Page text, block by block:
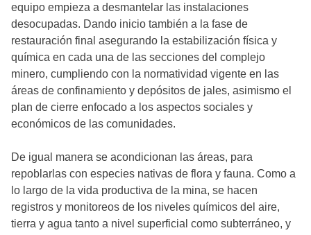
equipo empieza a desmantelar las instalaciones
desocupadas. Dando inicio también a la fase de
restauración final asegurando la estabilización física y
química en cada una de las secciones del complejo
minero, cumpliendo con la normatividad vigente en las
áreas de confinamiento y depósitos de jales, asimismo el
plan de cierre enfocado a los aspectos sociales y
económicos de las comunidades.
De igual manera se acondicionan las áreas, para
repoblarlas con especies nativas de flora y fauna. Como a
lo largo de la vida productiva de la mina, se hacen
registros y monitoreos de los niveles químicos del aire,
tierra y agua tanto a nivel superficial como subterráneo, y